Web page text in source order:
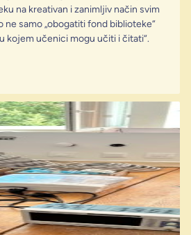
na kreativan i zanimljiv način svim
ne samo „obogatiti fond biblioteke“
kojem učenici mogu učiti i čitati“.